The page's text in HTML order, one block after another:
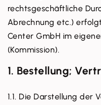
rechtsgeschäftliche
Abrechnung etc.)
Center GmbH im
(Kommission).
1. Bestellung;
1.1. Die Darstellung der